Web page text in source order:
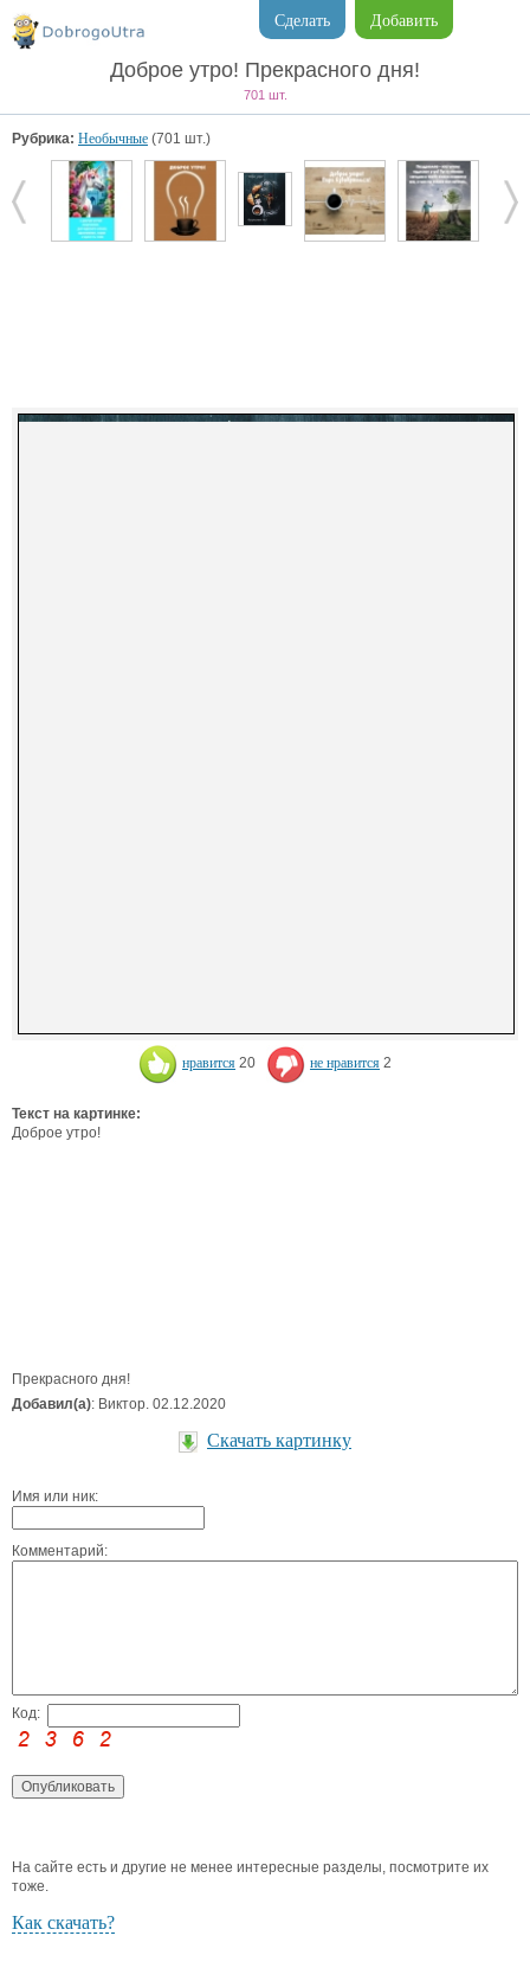
Добавить
Сделать
Доброе утро! Прекрасного дня!
701 шт.
Рубрика: Необычные (701 шт.)
нравится 20 не нравится 2
Текст на картинке:
Доброе утро!
Прекрасного дня!
Добавил(а): Виктор. 02.12.2020
Скачать картинку
Имя или ник:
Комментарий:
Код:
На сайте есть и другие не менее интересные разделы, посмотрите их
тоже.
Как скачать?